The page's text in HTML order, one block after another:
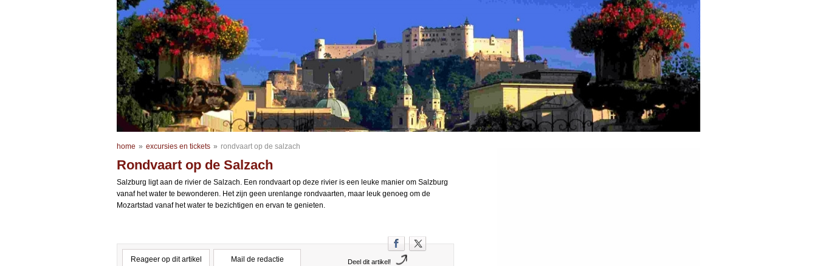
home » excursies en tickets » rondvaart op de salzach
Rondvaart op de Salzach
Salzburg ligt aan de rivier de Salzach. Een rondvaart op deze rivier is een leuke manier om Salzburg
vanaf het water te bewonderen. Het zijn geen urenlange rondvaarten, maar leuk genoeg om de
Mozartstad vanaf het water te bezichtigen en ervan te genieten.
Reageer op dit artikel Mail de redactie Deel dit artikel!